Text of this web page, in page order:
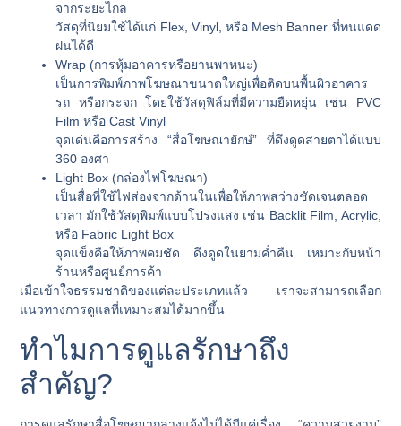
จากระยะไกล
วัสดุที่นิยมใช้ได้แก่ Flex, Vinyl, หรือ Mesh Banner ที่ทนแดด
ฝนได้ดี
Wrap (การหุ้มอาคารหรือยานพาหนะ)
เป็นการพิมพ์ภาพโฆษณาขนาดใหญ่เพื่อติดบนพื้นผิวอาคาร
รถ หรือกระจก โดยใช้วัสดุฟิล์มที่มีความยืดหยุ่น เช่น PVC
Film หรือCast Vinyl
จุดเด่นคือการสร้าง “สื่อโฆษณายักษ์” ที่ดึงดูดสายตาได้แบบ
360 องศา
Light Box (กล่องไฟโฆษณา)
เป็นสื่อที่ใช้ไฟส่องจากด้านในเพื่อให้ภาพสว่างชัดเจนตลอด
เวลา มักใช้วัสดุพิมพ์แบบโปร่งแสง เช่น Backlit Film, Acrylic,
หรือ Fabric Light Box
จุดแข็งคือให้ภาพคมชัด ดึงดูดในยามค่ำคืน เหมาะกับหน้า
ร้านหรือศูนย์การค้า
เมื่อเข้าใจธรรมชาติของแต่ละประเภทแล้ว เราจะสามารถเลือก
แนวทางการดูแลที่เหมาะสมได้มากขึ้น
ทำไมการดูแลรักษาถึง
สำคัญ?